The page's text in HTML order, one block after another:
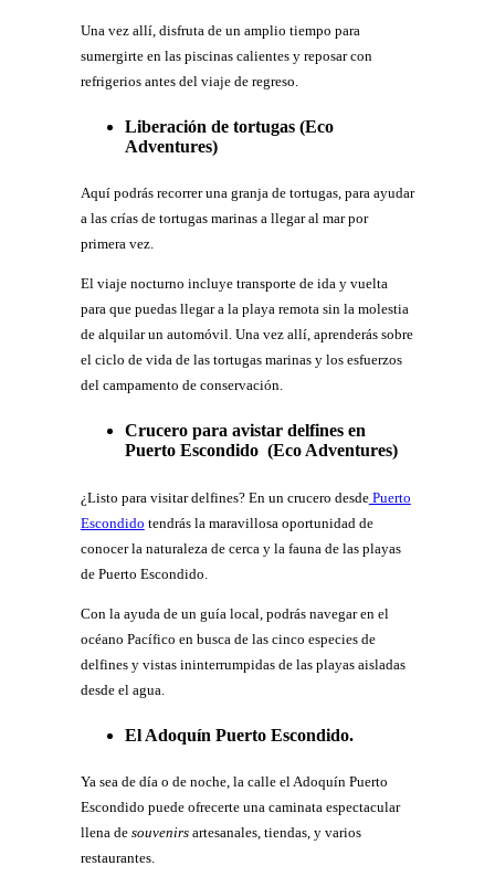
Una vez allí, disfruta de un amplio tiempo para
sumergirte en las piscinas calientes y reposar con
refrigerios antes del viaje de regreso.
Liberación de tortugas (Eco
Adventures)
Aquí podrás recorrer una granja de tortugas, para ayudar
a las crías de tortugas marinas a llegar al mar por
primera vez.
El viaje nocturno incluye transporte de ida y vuelta
para que puedas llegar a la playa remota sin la molestia
de alquilar un automóvil. Una vez allí, aprenderás sobre
el ciclo de vida de las tortugas marinas y los esfuerzos
del campamento de conservación.
Crucero para avistar delfines en
Puerto Escondido (Eco Adventures)
¿Listo para visitar delfines? En un crucero desdePuerto
Escondido tendrás la maravillosa oportunidad de
conocer la naturaleza de cerca y la fauna de las playas
de Puerto Escondido.
Con la ayuda de un guía local, podrás navegar en el
océano Pacífico en busca de las cinco especies de
delfines y vistas ininterrumpidas de las playas aisladas
desde el agua.
El Adoquín Puerto Escondido.
Ya sea de día o de noche, la calle el Adoquín Puerto
Escondido puede ofrecerte una caminata espectacular
llena de souvenirsartesanales, tiendas, y varios
restaurantes.